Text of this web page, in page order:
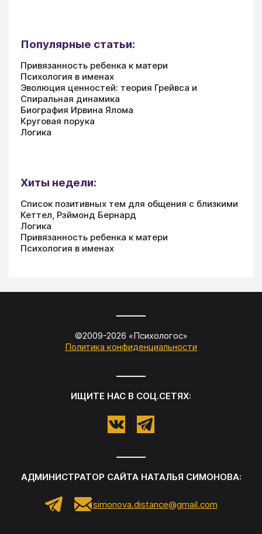
Популярные статьи:
Привязанность ребенка к матери
Психология в именах
Эволюция ценностей: теория Грейвса и
Спиральная динамика
Биография Ирвина Ялома
Круговая порука
Логика
Хиты недели:
Список позитивных тем для общения с близкими
Кеттел, Рэймонд Бернард
Логика
Привязанность ребенка к матери
Психология в именах
©2009-2026 «Психологос»
Политика конфиденциальности
ИЩИТЕ НАС В СОЦ.СЕТЯХ:
АДМИНИСТРАТОР САЙТА НАТАЛЬЯ СИМОНОВА:
simonova.distance@gmail.com